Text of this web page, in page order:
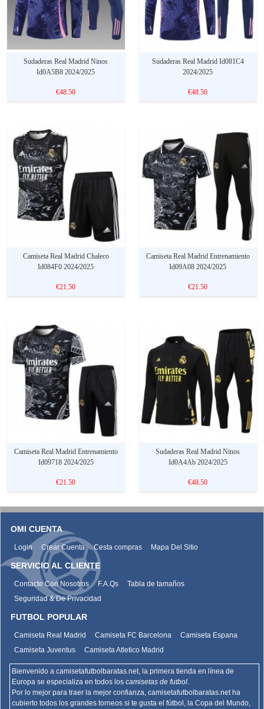
Sudaderas Real Madrid Ninos
Id0A5B8 2024/2025
€48.50
Sudaderas Real Madrid Id081C4
2024/2025
€48.50
Camiseta Real Madrid Chaleco
Id084F0 2024/2025
€21.50
Camiseta Real Madrid Entrenamiento
Id09A08 2024/2025
€21.50
Camiseta Real Madrid Entrenamiento
Id09718 2024/2025
€21.50
Sudaderas Real Madrid Ninos
Id0A4Ab 2024/2025
€48.50
OMI CUENTA
Login Crear Cuenta Cesta compras Mapa Del Sitio
SERVICIO AL CLIENTE
Contacte Con Nosotros F.A.Qs
Tabla de tamaños
Seguridad & De Privacidad
FUTBOL POPULAR
Camiseta Real Madrid Camiseta FC Barcelona
Camiseta Espana
Camiseta Juventus
Camiseta Atletico Madrid
Bienvenido a camisetafutbolbaratas.net, la primera tienda en línea de
Europa se especializa en todos los camisetas de futbol.
Por lo mejor para traer la mejor confianza, camisetafutbolbaratas.netha
cubierto todos los grandes torneos si te gusta el fútbol, la Copa del Mundo,